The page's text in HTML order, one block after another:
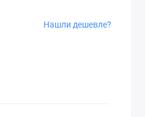
Нашли дешевле?